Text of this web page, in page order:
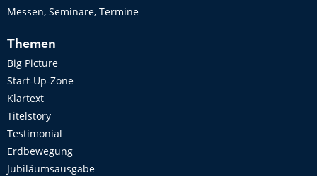
Messen, Seminare, Termine
Themen
Big Picture
Start-Up-Zone
Klartext
Titelstory
Testimonial
Erdbewegung
Jubiläumsausgabe